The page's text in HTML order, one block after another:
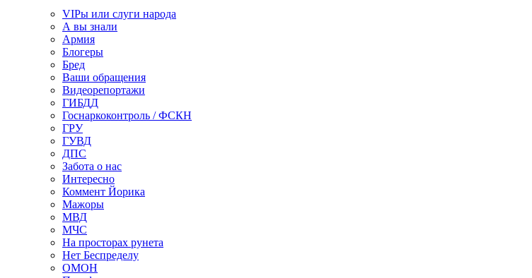
VIPы или слуги народа
А вы знали
Армия
Блогеры
Бред
Ваши обращения
Видеорепортажи
ГИБДД
Госнаркоконтроль / ФСКН
ГРУ
ГУВД
ДПС
Забота о нас
Интересно
Коммент Йорика
Мажоры
МВД
МЧС
На просторах рунета
Нет Беспределу
ОМОН